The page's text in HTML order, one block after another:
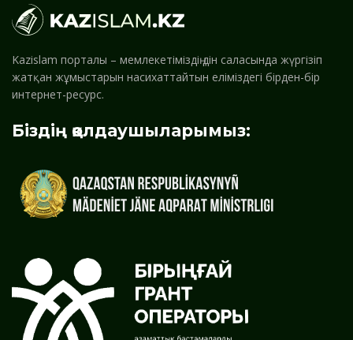
Kazislam порталы – мемлекетіміздің дін саласында жүргізіп
жатқан жұмыстарын насихаттайтын еліміздегі бірден-бір
интернет-ресурс.
Біздің қолдаушыларымыз: